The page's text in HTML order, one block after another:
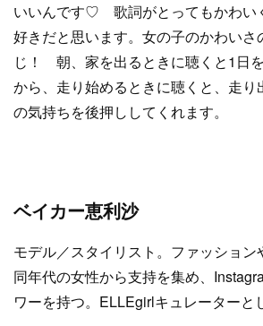
いいんです♡ 歌詞がとってもかわい
好きだと思います。女の子のかわいさ
じ！ 朝、家を出るときに聴くと1日
から、走り始めるときに聴くと、走り
の気持ちを後押ししてくれます。
ベイカー恵利沙
モデル／スタイリスト。ファッショ
同年代の女性から支持を集め、
ワーを持つ。ELLEgirlキュレーターと